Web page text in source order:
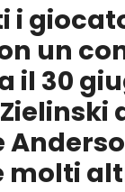
i
un
il 30
molti